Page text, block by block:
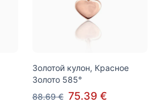
Золотой кулон, Красное
Золото 585°
88.69 € 75.39 €